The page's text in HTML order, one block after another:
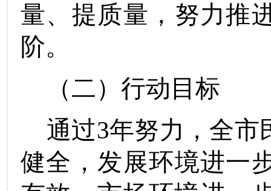
量、提质量，努力推
阶。
（二）行动目标
通过3年努力， 全市
健全 ， 发展环境进一